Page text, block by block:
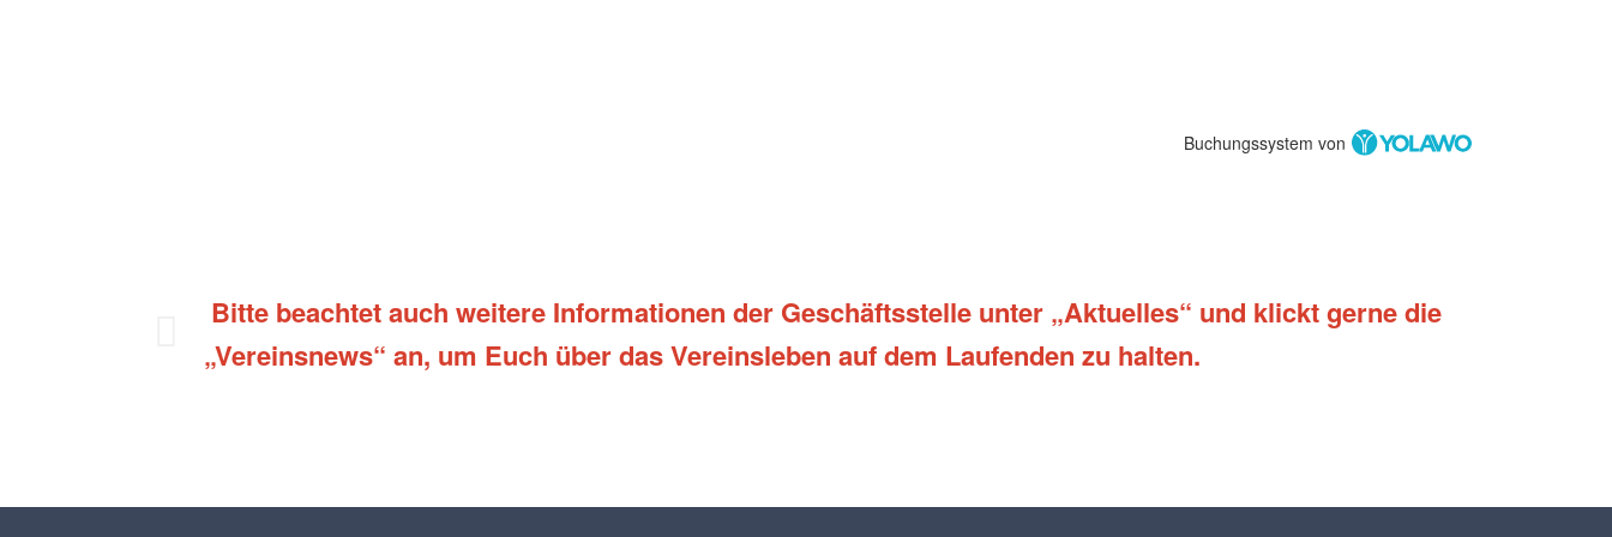
Buchungssystem von
Bitte beachtet auch weitere Informationen der Geschäftsstelle unter „Aktuelles“ und klickt gerne die
„Vereinsnews“ an, um Euch über das Vereinsleben auf dem Laufenden zu halten.